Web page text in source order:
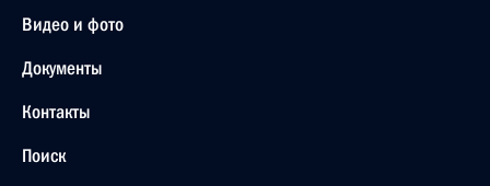
Видео и фото
Документы
Контакты
Поиск